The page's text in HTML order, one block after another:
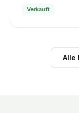
Verkauft
Alle